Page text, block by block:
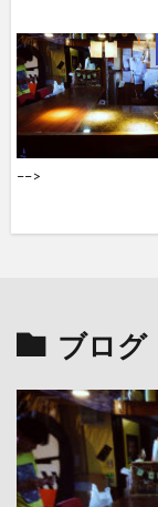
––>
ブログ